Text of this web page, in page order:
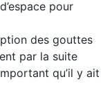
pour
des gouttes
par la suite
qu’il y ait